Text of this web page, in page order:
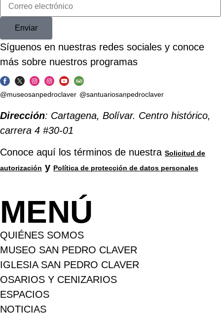
Enviar
Síguenos en nuestras redes sociales y conoce
más sobre nuestros programas
@museosanpedroclaver @santuariosanpedroclaver
Dirección: Cartagena, Bolívar. Centro histórico,
carrera 4 #30-01
Conoce aquí los términos de nuestra Solicitud de
autorización y Política de protección de datos personales
MENÚ
QUIÉNES SOMOS
MUSEO SAN PEDRO CLAVER
IGLESIA SAN PEDRO CLAVER
OSARIOS Y CENIZARIOS
ESPACIOS
NOTICIAS